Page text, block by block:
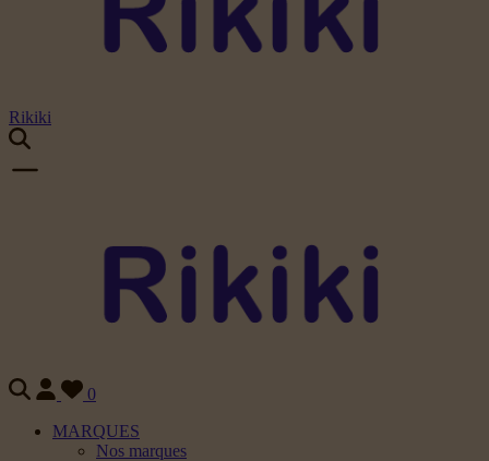
Rikiki
0
MARQUES
Nos marques